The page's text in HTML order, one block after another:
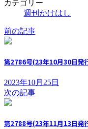
カテゴリー
週刊かけはし
前の記事
第2786号(23年10月30日発
2023年10月25日
次の記事
第2788号(23年11月13日発